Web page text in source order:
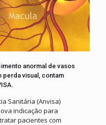
anormal de vasos
perda visual, contam
Sanitária (Anvisa)
indicação para
pacientes com